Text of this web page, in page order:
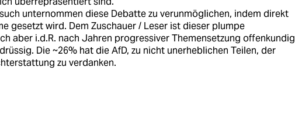
unternommen diese Debatte zu verunmöglichen, indem direkt
gesetzt wird. Dem Zuschauer / Leser ist dieser plumpe
aber i.d.R. nach Jahren progressiver Themensetzung offenkundig
Die ~26% hat die AfD, zu nicht unerheblichen Teilen, der
zu verdanken.